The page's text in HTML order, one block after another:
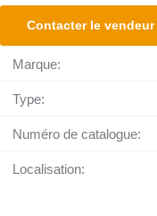
Contacter le vendeur
Marque:
Type:
Numéro de catalogue:
Localisation: